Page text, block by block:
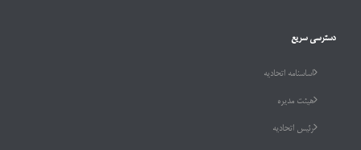
دسترسی سریع
اساسنامه اتحادیه
هیئت مدیره
رئیس اتحادیه